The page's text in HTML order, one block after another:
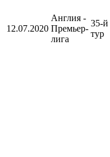
12.07.2020
Англия -
Премьер-
лига
35-й
тур